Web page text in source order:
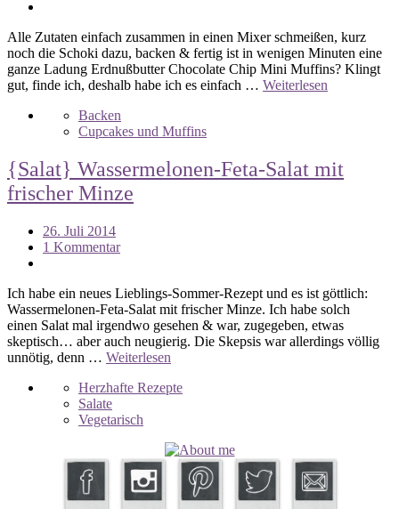
Alle Zutaten einfach zusammen in einen Mixer schmeißen, kurz
noch die Schoki dazu, backen & fertig ist in wenigen Minuten eine
ganze Ladung Erdnußbutter Chocolate Chip Mini Muffins? Klingt
gut, finde ich, deshalb habe ich es einfach … Weiterlesen
Backen
Cupcakes und Muffins
{Salat} Wassermelonen-Feta-Salat mit
frischer Minze
26. Juli 2014
1 Kommentar
Ich habe ein neues Lieblings-Sommer-Rezept und es ist göttlich:
Wassermelonen-Feta-Salat mit frischer Minze. Ich habe solch
einen Salat mal irgendwo gesehen & war, zugegeben, etwas
skeptisch… aber auch neugierig. Die Skepsis war allerdings völlig
unnötig, denn … Weiterlesen
Herzhafte Rezepte
Salate
Vegetarisch